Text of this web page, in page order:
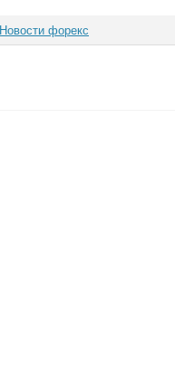
Новости форекс